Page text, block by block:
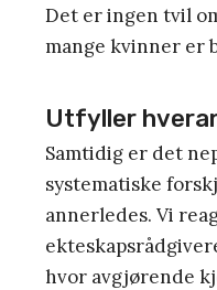
Det er ingen tvil
mange kvinner er
Utfyller
Samtidig er det
systematiske
annerledes. Vi
hvor avgjørende